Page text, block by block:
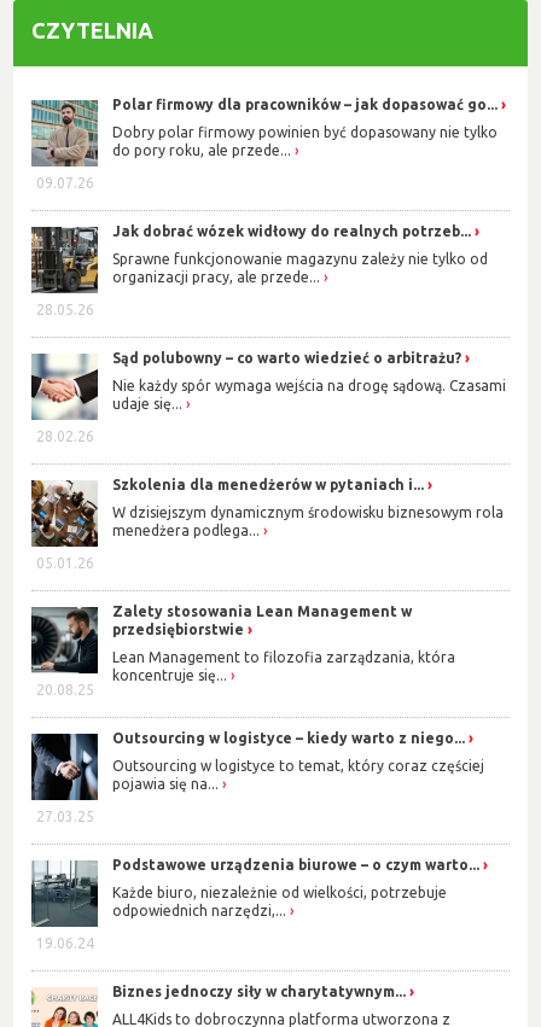
CZYTELNIA
09.07.26
Polar firmowy dla pracowników – jak dopasować go...
Dobry polar firmowy powinien być dopasowany nie tylko
do pory roku, ale przede...
28.05.26
Jak dobrać wózek widłowy do realnych potrzeb...
Sprawne funkcjonowanie magazynu zależy nie tylko od
organizacji pracy, ale przede...
28.02.26
Sąd polubowny – co warto wiedzieć o arbitrażu?
Nie każdy spór wymaga wejścia na drogę sądową. Czasami
udaje się...
05.01.26
Szkolenia dla menedżerów w pytaniach i...
W dzisiejszym dynamicznym środowisku biznesowym rola
menedżera podlega...
20.08.25
Zalety stosowania Lean Management w
przedsiębiorstwie
Lean Management to filozofia zarządzania, która
koncentruje się...
27.03.25
Outsourcing w logistyce – kiedy warto z niego...
Outsourcing w logistyce to temat, który coraz częściej
pojawia się na...
19.06.24
Podstawowe urządzenia biurowe – o czym warto...
Każde biuro, niezależnie od wielkości, potrzebuje
odpowiednich narzędzi,...
Biznes jednoczy siły w charytatywnym...
ALL4Kids to dobroczynna platforma utworzona z